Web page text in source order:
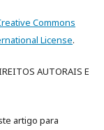
Commons
License.
AUTORAIS E
artigo para